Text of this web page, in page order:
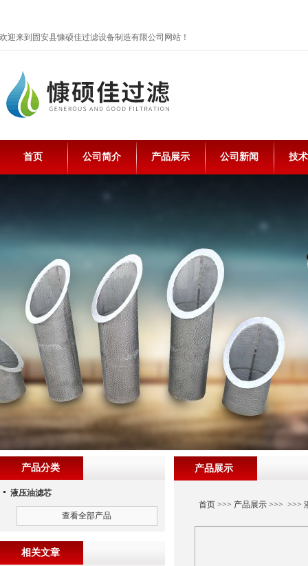
欢迎来到固安县慷硕佳过滤设备制造有限公司网站！
首页 公司简介 产品展示 公司新闻 技
产品展示
首页>>> 产品展示>>> >>>
产品分类
液压油滤芯
查看全部产品
相关文章